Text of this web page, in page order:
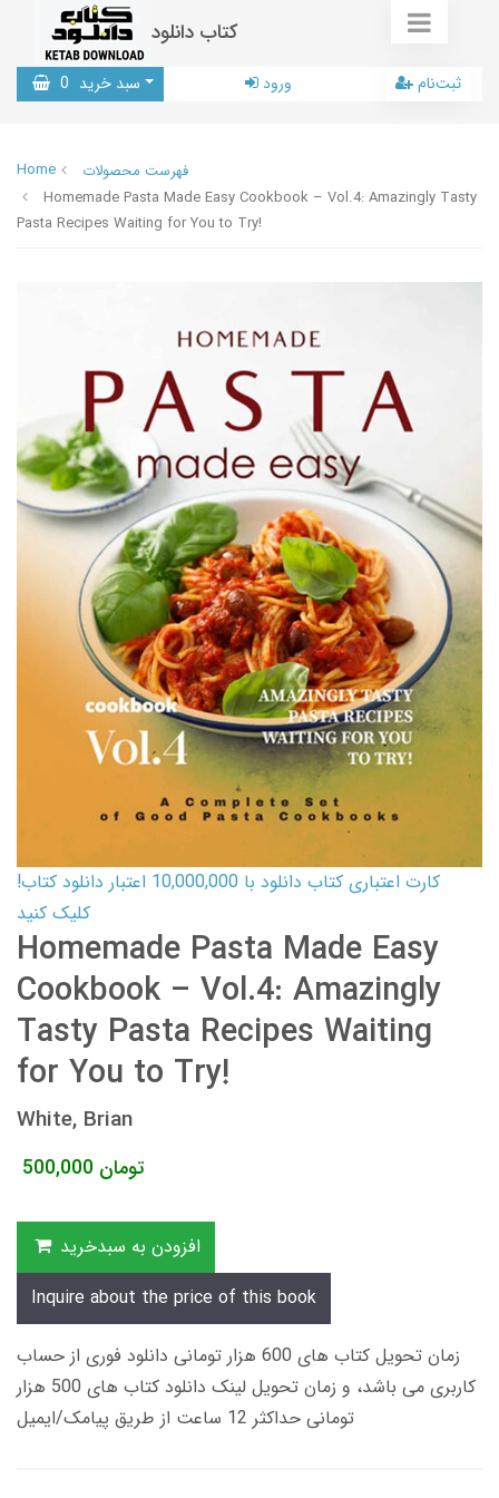
کتاب دانلود
سبد خرید 0 ورود ثبت‌نام
Home
فهرست محصولات
Homemade Pasta Made Easy Cookbook – Vol.4: Amazingly Tasty
Pasta Recipes Waiting for You to Try!
کارت اعتباری کتاب دانلود با 10,000,000 اعتبار دانلود کتاب!
کلیک کنید
Homemade Pasta Made Easy
Cookbook – Vol.4: Amazingly
Tasty Pasta Recipes Waiting
for You to Try!
White, Brian
500,000 تومان
افزودن به سبدخرید
Inquire about the price of this book
زمان تحویل کتاب های 600 هزار تومانی دانلود فوری از حساب
کاربری می باشد، و زمان تحویل لینک دانلود کتاب های 500 هزار
تومانی حداکثر 12 ساعت از طریق پیامک/ایمیل